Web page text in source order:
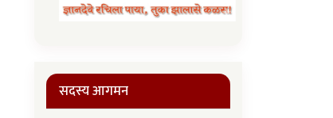
सदस्य आगमन